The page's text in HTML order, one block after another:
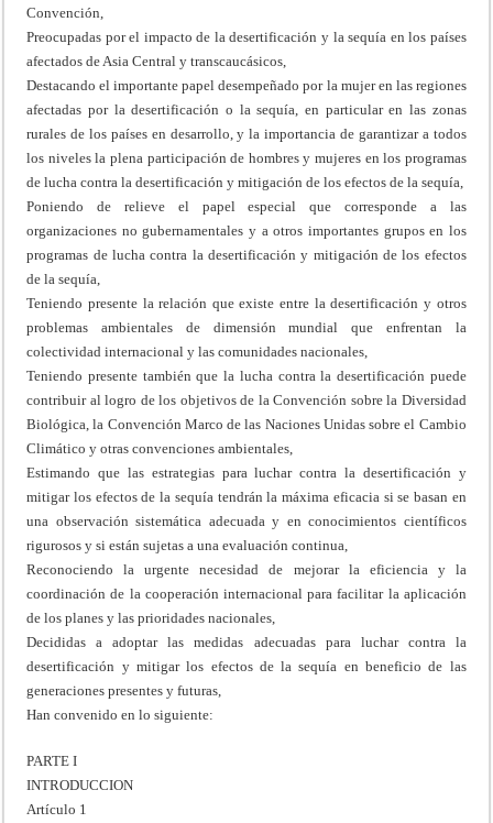
Convención,
Preocupadas por el impacto de la desertificación y la sequía en los países
afectados de Asia Central y transcaucásicos,
Destacando el importante papel desempeñado por la mujer en las regiones
afectadas por la desertificación o la sequía, en particular en las zonas
rurales de los países en desarrollo, y la importancia de garantizar a todos
los niveles la plena participación de hombres y mujeres en los programas
de lucha contra la desertificación y mitigación de los efectos de la sequía,
Poniendo de relieve el papel especial que corresponde a las
organizaciones no gubernamentales y a otros importantes grupos en los
programas de lucha contra la desertificación y mitigación de los efectos
de la sequía,
Teniendo presente la relación que existe entre la desertificación y otros
problemas ambientales de dimensión mundial que enfrentan la
colectividad internacional y las comunidades nacionales,
Teniendo presente también que la lucha contra la desertificación puede
contribuir al logro de los objetivos de la Convención sobre la Diversidad
Biológica, la Convención Marco de las Naciones Unidas sobre el Cambio
Climático y otras convenciones ambientales,
Estimando que las estrategias para luchar contra la desertificación y
mitigar los efectos de la sequía tendrán la máxima eficacia si se basan en
una observación sistemática adecuada y en conocimientos científicos
rigurosos y si están sujetas a una evaluación continua,
Reconociendo la urgente necesidad de mejorar la eficiencia y la
coordinación de la cooperación internacional para facilitar la aplicación
de los planes y las prioridades nacionales,
Decididas a adoptar las medidas adecuadas para luchar contra la
desertificación y mitigar los efectos de la sequía en beneficio de las
generaciones presentes y futuras,
Han convenido en lo siguiente:
PARTE I
INTRODUCCION
Artículo 1